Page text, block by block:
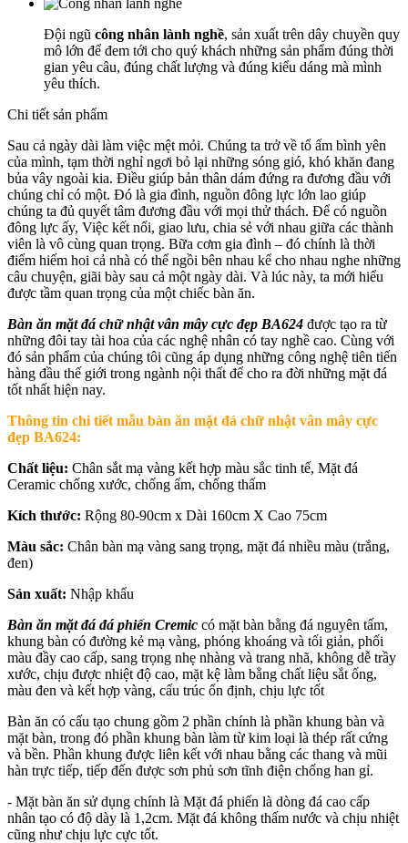
Đội ngũ công nhân lành nghề, sản xuất trên dây chuyền quy
mô lớn để đem tới cho quý khách những sản phẩm đúng thời
gian yêu câu, đúng chất lượng và đúng kiểu dáng mà mình
yêu thích.
Chi tiết sản phẩm
Sau cả ngày dài làm việc mệt mỏi. Chúng ta trở về tổ ấm bình yên
của mình, tạm thời nghỉ ngơi bỏ lại những sóng gió, khó khăn đang
bủa vây ngoài kia. Điều giúp bản thân dám đứng ra đương đầu với
chúng chỉ có một. Đó là gia đình, nguồn đông lực lớn lao giúp
chúng ta đủ quyết tâm đương đầu với mọi thử thách. Để có nguồn
đông lực ấy, Việc kết nối, giao lưu, chia sẻ với nhau giữa các thành
viên là vô cùng quan trọng. Bữa cơm gia đình – đó chính là thời
điểm hiếm hoi cả nhà có thể ngồi bên nhau kể cho nhau nghe những
câu chuyện, giãi bày sau cả một ngày dài. Và lúc này, ta mới hiểu
được tầm quan trọng của một chiếc bàn ăn.
Bàn ăn mặt đá chữ nhật vân mây cực đẹp BA624 được tạo ra từ
những đôi tay tài hoa của các nghệ nhân có tay nghề cao. Cùng với
đó sản phẩm của chúng tôi cũng áp dụng những công nghệ tiên tiến
hàng đầu thế giới trong ngành nội thất để cho ra đời những mặt đá
tốt nhất hiện nay.
Thông tin chi tiết mẫu bàn ăn mặt đá chữ nhật vân mây cực
đẹp BA624:
Chất liệu: Chân sắt mạ vàng kết hợp màu sắc tinh tế, Mặt đá
Ceramic chống xước, chống ẩm, chống thấm
Kích thước: Rộng 80-90cm x Dài 160cm X Cao 75cm
Màu sắc: Chân bàn mạ vàng sang trọng, mặt đá nhiều màu (trắng,
đen)
Sản xuất: Nhập khẩu
Bàn ăn mặt đá đá phiến Cremic có mặt bàn bằng đá nguyên tấm,
khung bàn có đường kẻ mạ vàng, phóng khoáng và tối giản, phối
màu đầy cao cấp, sang trọng nhẹ nhàng và trang nhã, không dễ trầy
xước, chịu được nhiệt độ cao, mặt kệ làm bằng chất liệu sắt ống,
màu đen và kết hợp vàng, cấu trúc ổn định, chịu lực tốt
Bàn ăn có cấu tạo chung gồm 2 phần chính là phần khung bàn và
mặt bàn, trong đó phần khung bàn làm từ kim loại là thép rất cứng
và bền. Phần khung được liên kết với nhau bằng các thang và mũi
hàn trực tiếp, tiếp đến được sơn phủ sơn tĩnh điện chống han gỉ.
- Mặt bàn ăn sử dụng chính là Mặt đá phiến là dòng đá cao cấp
nhân tạo có độ dày là 1,2cm. Mặt đá không thấm nước và chịu nhiệt
cũng như chịu lực cực tốt.